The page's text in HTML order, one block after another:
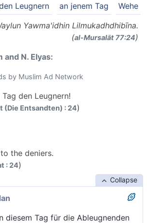
Wehe
an jenem Tag
Leugnern
Yawma'idhin Lilmukadhdhibīna.
(al-Mursalāt 77:24)
and N. Elyas:
by Muslim Ad Network
den Leugnern!
(Die Entsandten) : 24)
the deniers.
: 24)
Collapse
diesem Tag für die Ableugnenden